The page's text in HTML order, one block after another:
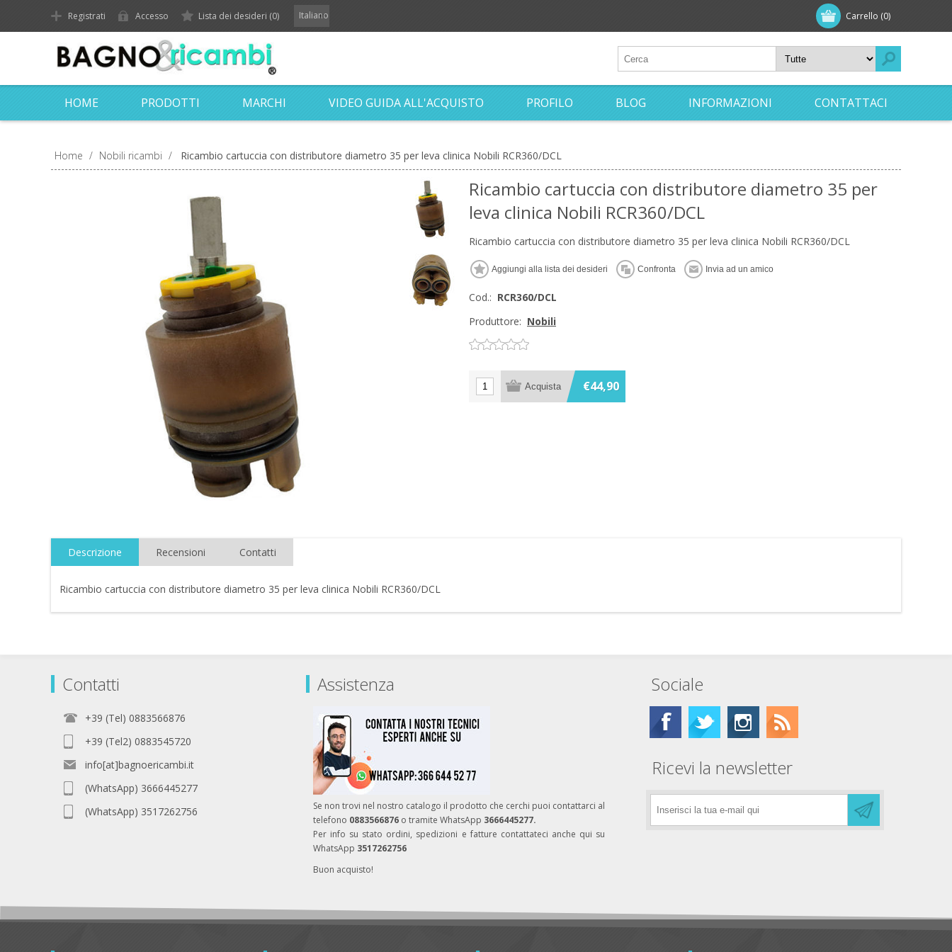
Carrello (0)
Registrati Accesso Lista dei desideri (0) Italiano
HOME PRODOTTI MARCHI VIDEO GUIDA ALL'ACQUISTO PROFILO BLOG INFORMAZIONI CONTATTACI
Home / Nobili ricambi / Ricambio cartuccia con distributore diametro 35 per leva clinica Nobili RCR360/DCL
Ricambio cartuccia con distributore diametro 35 per
leva clinica Nobili RCR360/DCL
Ricambio cartuccia con distributore diametro 35 per leva clinica Nobili RCR360/DCL
Cod.: RCR360/DCL
Produttore: Nobili
€44,90
Descrizione Recensioni Contatti
Ricambio cartuccia con distributore diametro 35 per leva clinica Nobili RCR360/DCL
Contatti
+39 (Tel) 0883566876
+39 (Tel2) 0883545720
info[at]bagnoericambi.it
(WhatsApp) 3666445277
(WhatsApp) 3517262756
Assistenza
Se non trovi nel nostro catalogo il prodotto che cerchi puoi contattarci al
telefono 0883566876 o tramite WhatsApp 3666445277.
Per info su stato ordini, spedizioni e fatture contattateci anche qui su
WhatsApp 3517262756
Buon acquisto!
Sociale
Ricevi la newsletter